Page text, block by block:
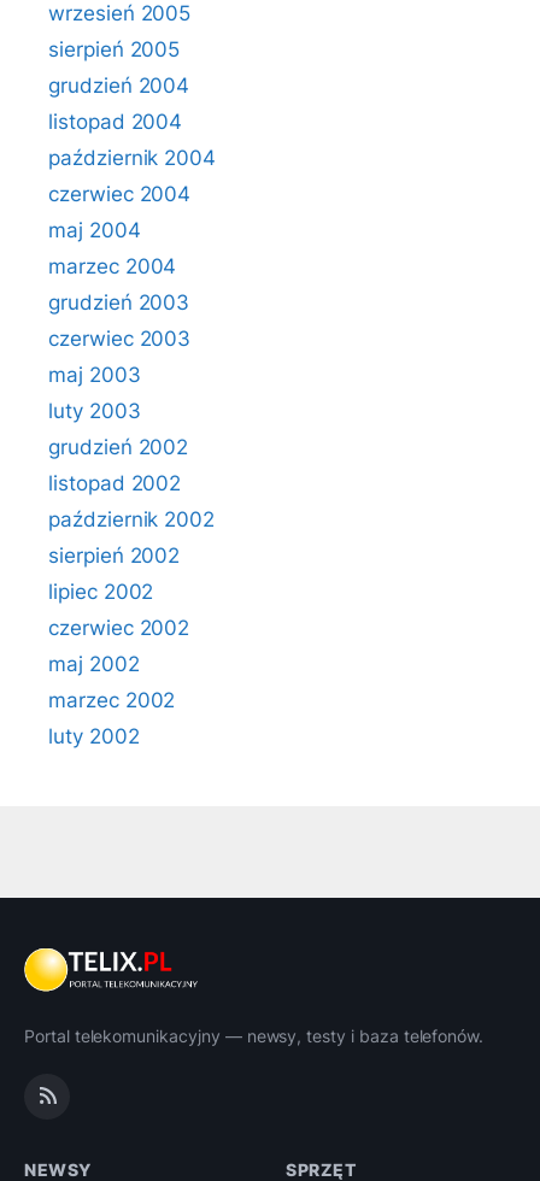
wrzesień 2005
sierpień 2005
grudzień 2004
listopad 2004
październik 2004
czerwiec 2004
maj 2004
marzec 2004
grudzień 2003
czerwiec 2003
maj 2003
luty 2003
grudzień 2002
listopad 2002
październik 2002
sierpień 2002
lipiec 2002
czerwiec 2002
maj 2002
marzec 2002
luty 2002
Portal telekomunikacyjny — newsy, testy i baza telefonów.
NEWSY SPRZĘT